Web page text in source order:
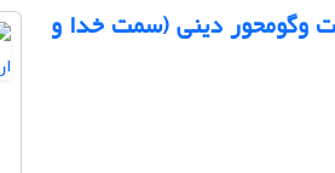
وگومحور دینی (سمت خدا و